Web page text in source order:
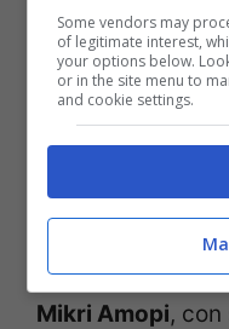
da sogno da
spiaggia di
bianchi alternati
da cartolina. Se
destinazione un
spiagge
pesce lungo la
Mikri Amopi,
Some vendors may
of legitimate interest,
your options below.
or in the site menu to
and cookie settings.